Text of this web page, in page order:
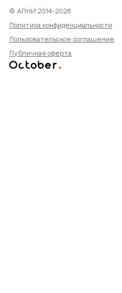
© АПНИ 2014-2026
Политика конфиденциальности
Пользовательское соглашение
Публичная оферта